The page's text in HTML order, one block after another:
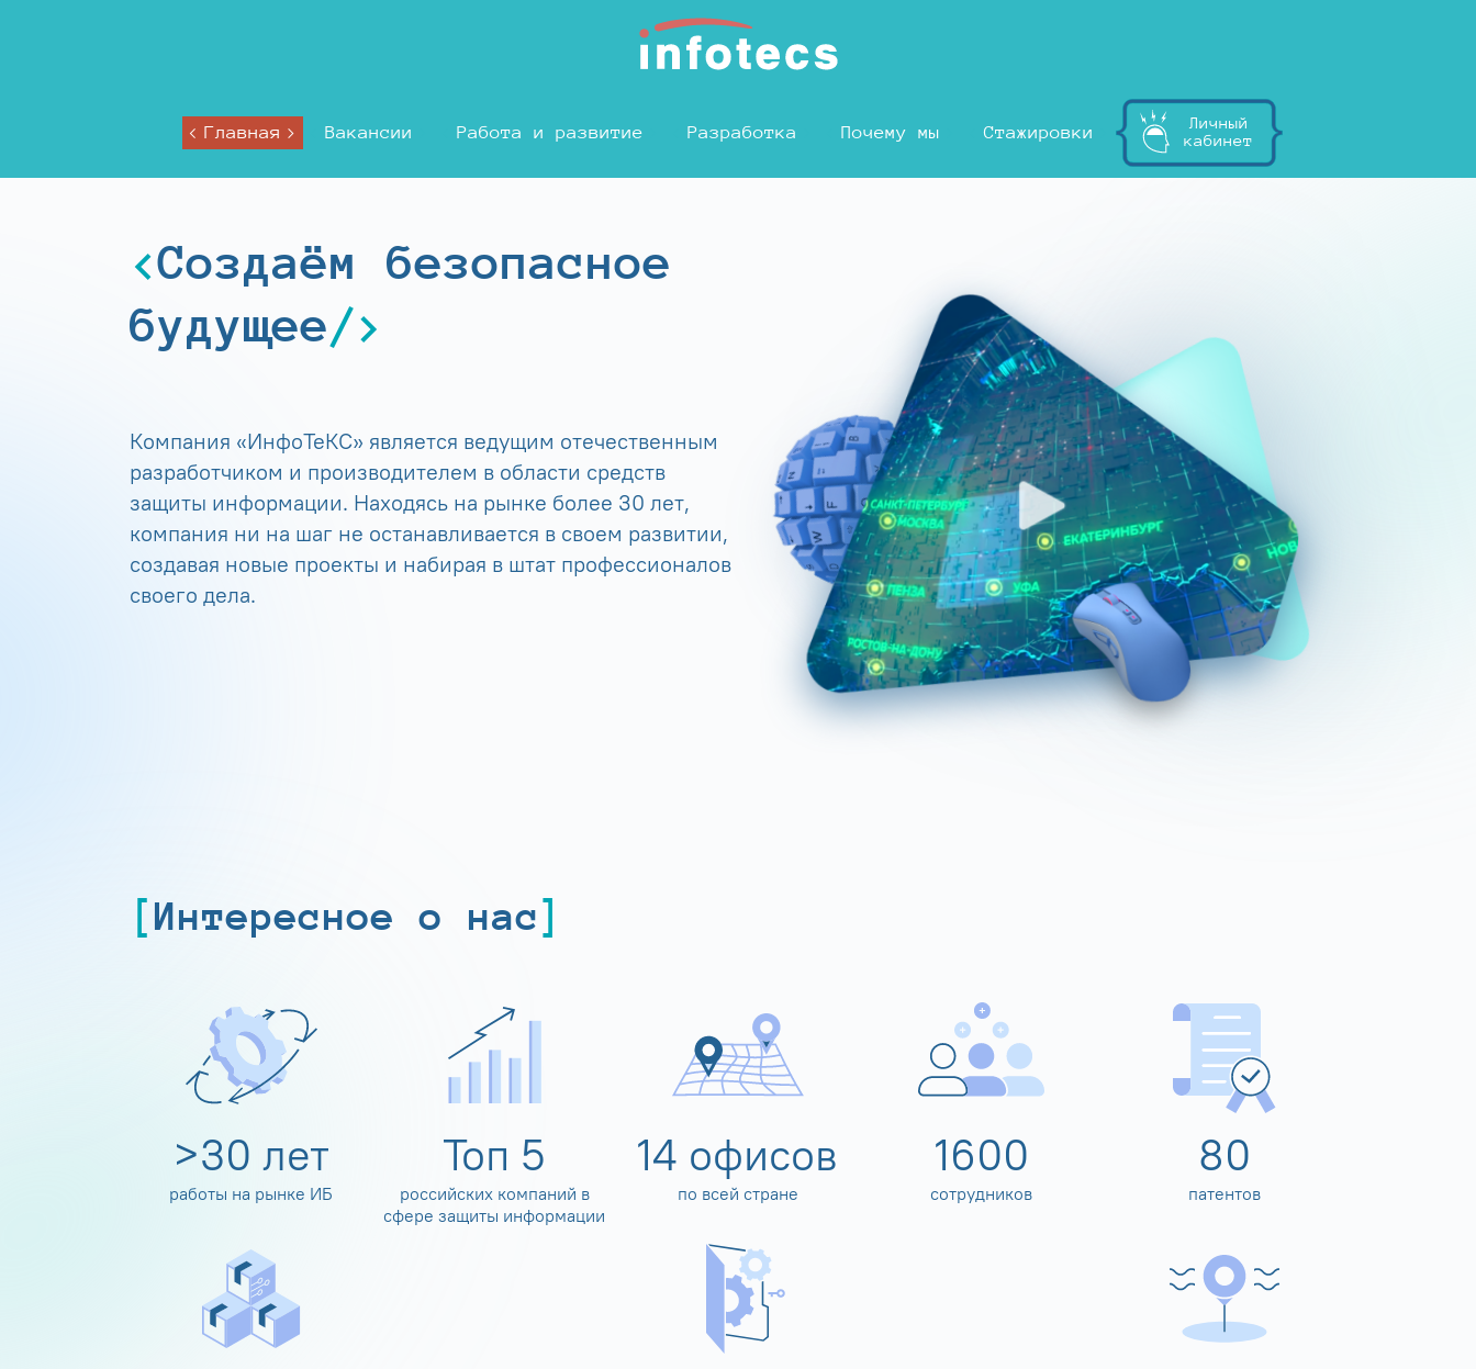
Главная Вакансии Работа и развитие Разработка Почему мы Стажировки
Личный
кабинет
Создаём безопасное
будущее
Компания «ИнфоТеКС» является ведущим отечественным
разработчиком и производителем в области средств
защиты информации. Находясь на рынке более 30 лет,
компания ни на шаг не останавливается в своем развитии,
создавая новые проекты и набирая в штат профессионалов
своего дела.
Интересное о нас
>30 лет
работы на рынке ИБ
Топ 5
российских компаний в
сфере защиты информации
14 офисов
по всей стране
1600
сотрудников
80
патентов